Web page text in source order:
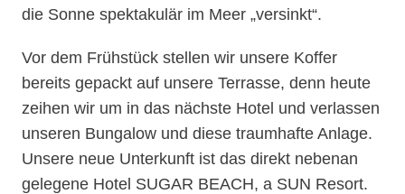
die Sonne spektakulär im Meer „versinkt“.
Vor dem Frühstück stellen wir unsere Koffer
bereits gepackt auf unsere Terrasse, denn heute
zeihen wir um in das nächste Hotel und verlassen
unseren Bungalow und diese traumhafte Anlage.
Unsere neue Unterkunft ist das direkt nebenan
gelegene Hotel SUGAR BEACH, a SUN Resort.